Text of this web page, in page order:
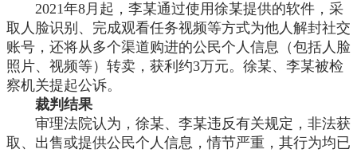
2021年8月起，李某通过使用徐某提供的软件，采
取人脸识别、完成观看任务视频等方式为他人解封社交
账号，还将从多个渠道购进的公民个人信息（包括人脸
照片、视频等）转卖，获利约3万元。徐某、李某被检
察机关提起公诉。
裁判结果
审理法院认为，徐某、李某违反有关规定，非法获
取、出售或提供公民个人信息，情节严重，其行为均已